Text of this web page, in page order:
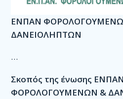
Ενίσχυση
ΕΝΠΑΝ
ΔΑΝΕΙΟΛΗΠΤΩΝ
…
Σκοπός της ένωσης ΕΝΠΑΝ
ΦΟΡΟΛΟΓΟΥΜΕΝΩΝ &